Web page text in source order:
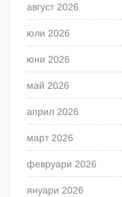
август 2026
юли 2026
юни 2026
май 2026
април 2026
март 2026
февруари 2026
януари 2026